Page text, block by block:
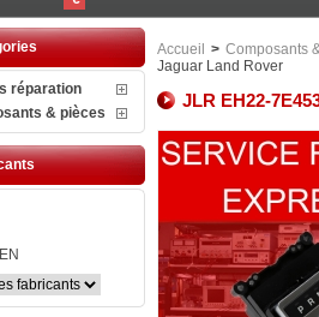
réparation
& pièces
Accueil > Composants
Jaguar Land Rover
JLR EH22-